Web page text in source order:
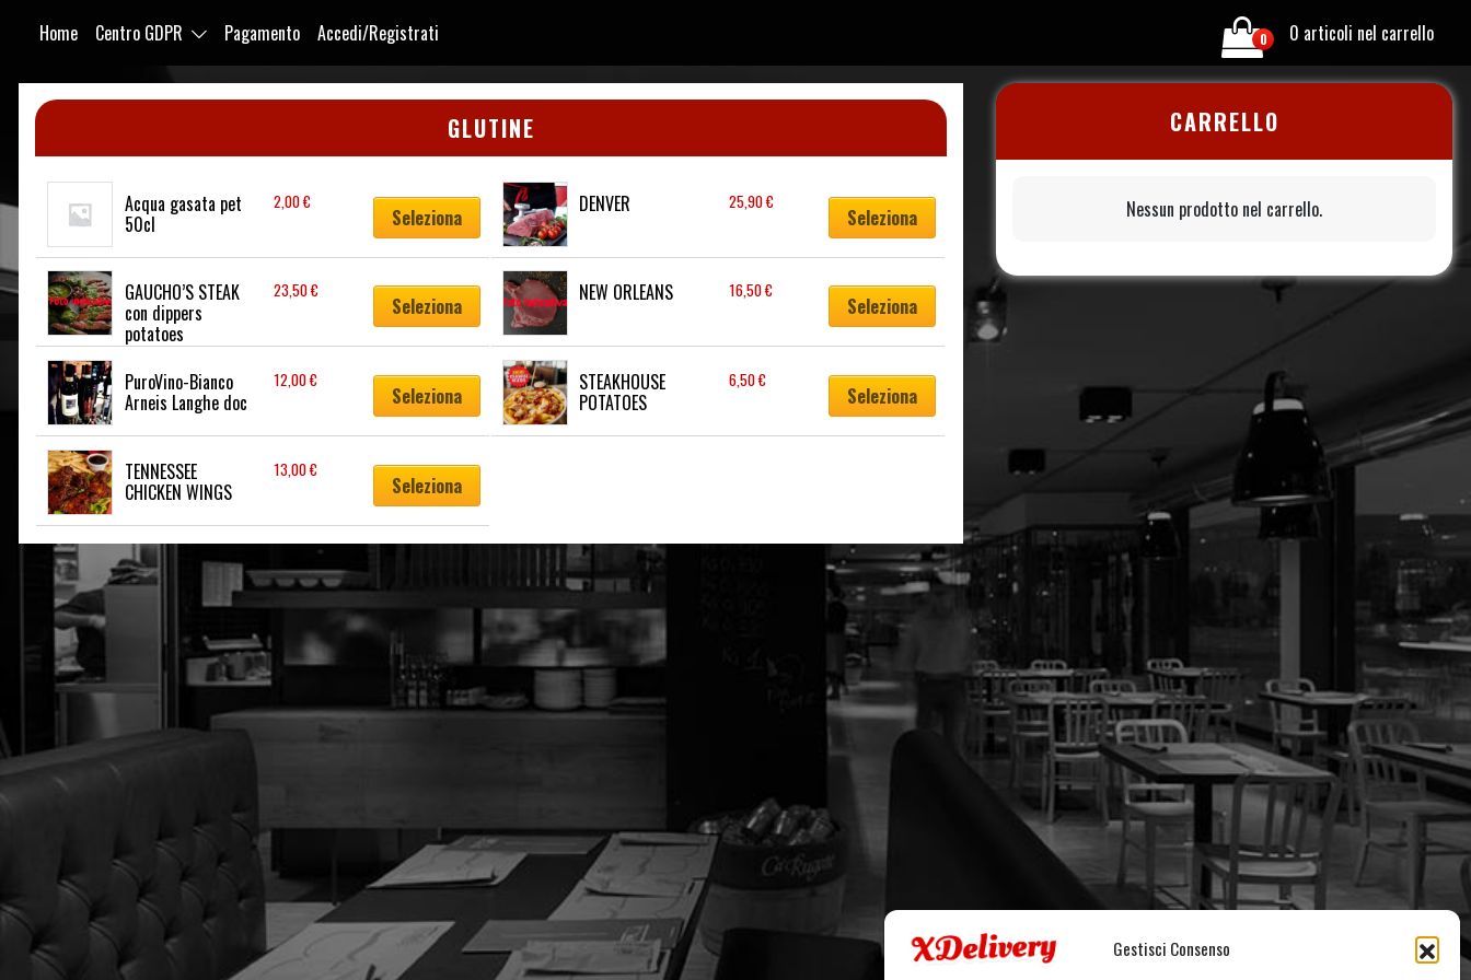
Gestisci Consenso
Purabrace
Home Centro GDPR Pagamento Accedi/Registrati 0 0 articoli nel carrello
GLUTINE
Acqua gasata pet
50cl
2,00€
Seleziona
DENVER 25,90€
Seleziona
GAUCHO’S STEAK
con dippers
potatoes
23,50€
Seleziona
NEW ORLEANS 16,50€
Seleziona
PuroVino-Bianco
Arneis Langhe doc
12,00€
Seleziona
STEAKHOUSE
POTATOES
6,50€
Seleziona
TENNESSEE
CHICKEN WINGS
13,00€
Seleziona
CARRELLO
Nessun prodotto nel carrello.